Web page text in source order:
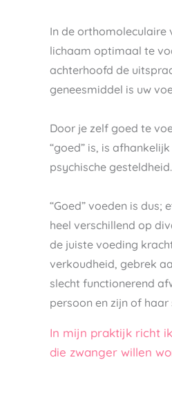
In de orthomoleculaire
lichaam optimaal te
achterhoofd de
geneesmiddel is uw
Door je zelf goed te
“goed” is, is
psychische gesteldheid.
“Goed” voeden is
heel verschillend op
de juiste voeding
verkoudheid, gebrek
slecht functionerend
persoon en zijn of
In mijn praktijk richt
die zwanger willen